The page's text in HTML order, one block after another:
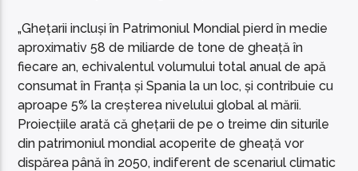
„Ghețarii incluși în Patrimoniul Mondial pierd în medie
aproximativ 58 de miliarde de tone de gheață în
fiecare an, echivalentul volumului total anual de apă
consumat în Franța și Spania la un loc, și contribuie cu
aproape 5% la creșterea nivelului global al mării.
Proiecțiile arată că ghețarii de pe o treime din siturile
din patrimoniul mondial acoperite de gheață vor
dispărea până în 2050, indiferent de scenariul climatic